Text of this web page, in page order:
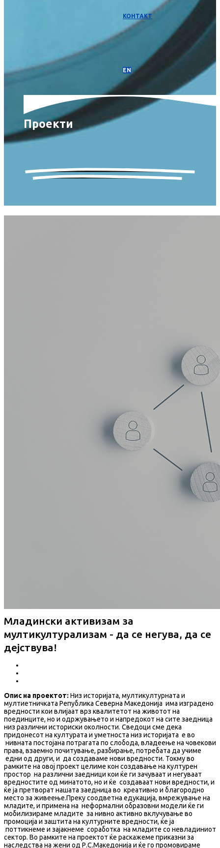
КОНТАКТ
EN
Проекти
Младински активизам за
мултикултурализам - да се негува, да се
дејствува!
Опис на проектот: Низ историјата, мултикултурната и
мултиетничката Република Северна Македонија има изградено
вредности кои влијаат врз квалитетот на животот на
поединците, но и одржувањето и напредокот на сите заедница
низ различни историски околности. Сведоци сме дека
придонесот на културата и уметноста низ историјата е во
нивната постојана потрагата по слобода, владеење на човекови
права, взаемно почитување, разбирање, потребата да учиме
едни од други, и да создаваме нови вредности. Токму во
рамките на овој проект целиме кон создавање на културен
простор на различни заедници кои ќе ги зачуваат и негуваат
вредностите од минатото, но и ќе создаваат нови вредности, и
ќе ја претворат нашата заедница во креативно и благородно
место за живеење.Преку соодветна едукација, вмрежување на
младите, и примена на неформални образовни модели ќе ги
мобилизираме младите за нивно активно вклучување во
промоција и заштита на културните вредности, ќе ја
поттикнеме и зајакнеме соработка на младите со невладиниот
сектор. Во рамките на проектот ќе раскажеме приказни за
наследства на жени од Р.С.Македонија и ќе го промовираме